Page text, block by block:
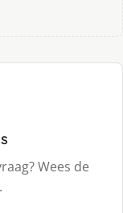
Wees de